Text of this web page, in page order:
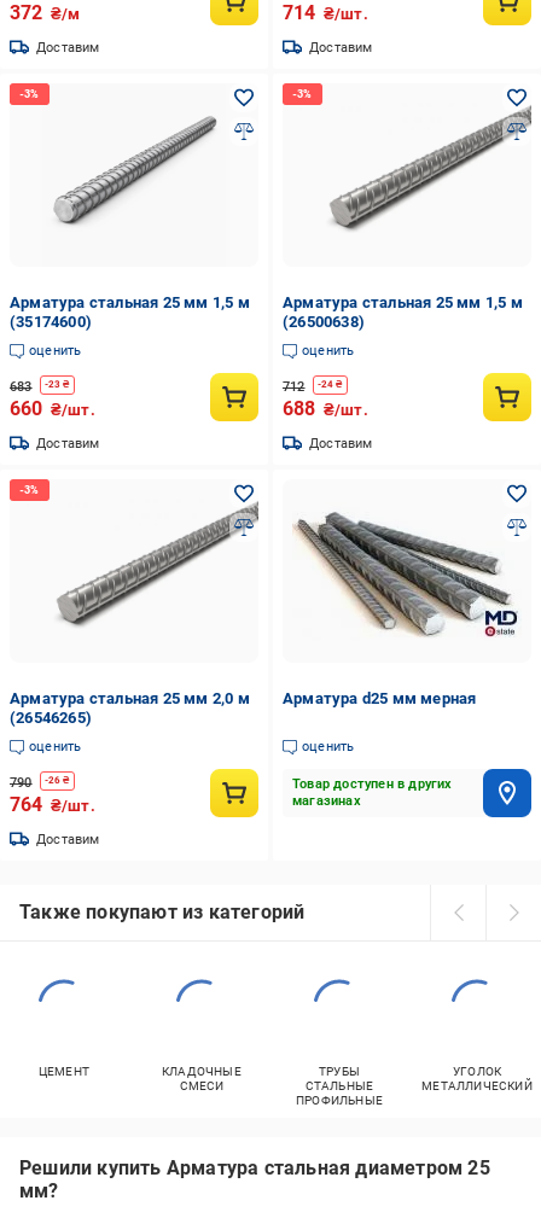
372 ₴/м
Доставим
714 ₴/шт.
Доставим
Арматура стальная 25 мм 1,5 м
(35174600)
оценить
683 -23 ₴
660 ₴/шт.
Доставим
Арматура стальная 25 мм 1,5 м
(26500638)
оценить
712 -24 ₴
688 ₴/шт.
Доставим
Арматура стальная 25 мм 2,0 м
(26546265)
оценить
790 -26 ₴
764 ₴/шт.
Доставим
Арматура d25 мм мерная
оценить
Товар доступен в других
магазинах
Также покупают из категорий
ЦЕМЕНТ
КЛАДОЧНЫЕ
СМЕСИ
ТРУБЫ
СТАЛЬНЫЕ
ПРОФИЛЬНЫЕ
УГОЛОК
МЕТАЛЛИЧЕСКИЙ
Решили купить Арматура стальная диаметром 25
мм?